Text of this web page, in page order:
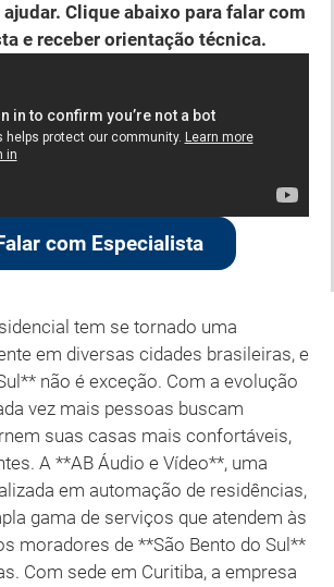
Clique abaixo para falar com
e receber orientação técnica.
com Especialista
tem se tornado uma
em diversas cidades brasileiras, e
não é exceção. Com a evolução
vez mais pessoas buscam
suas casas mais confortáveis,
A **AB Áudio e Vídeo**, uma
em automação de residências,
gama de serviços que atendem às
moradores de **São Bento do Sul**
Com sede em Curitiba, a empresa